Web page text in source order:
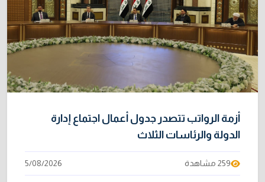
أزمة الرواتب تتصدر جدول أعمال اجتماع إدارة
الدولة والرئاسات الثلاث
259 مشاهدة 5/08/2026